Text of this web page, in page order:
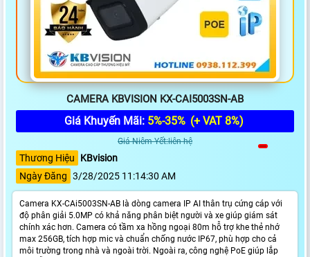
CAMERA KBVISION KX-CAI5003SN-AB
Giá Khuyến Mãi: 5%-35% (+ VAT 8%)
Giá Niêm Yết:liên hệ
Thương Hiệu
KBvision
Ngày Đăng 3/28/2025 11:14:30 AM
Camera KX-CAi5003SN-AB là dòng camera IP AI thân trụ cứng cáp với
độ phân giải 5.0MP có khả năng phân biệt người và xe giúp giám sát
chính xác hơn. Camera có tầm xa hồng ngoại 80m hỗ trợ khe thẻ nhớ
max 256GB, tích hợp mic và chuẩn chống nước IP67, phù hợp cho cả
môi trường trong nhà và ngoài trời. Ngoài ra, công nghệ PoE giúp lắp